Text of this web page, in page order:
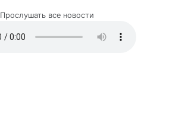
Прослушать все новости